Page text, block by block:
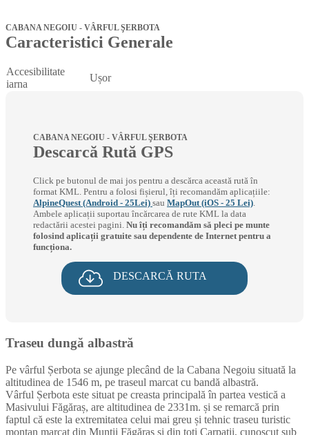
CABANA NEGOIU - VÂRFUL ŞERBOTA
Caracteristici Generale
Accesibilitate
iarna
Ușor
CABANA NEGOIU - VÂRFUL ŞERBOTA
Descarcă Rută GPS
Click pe butonul de mai jos pentru a descărca această rută în
format KML. Pentru a folosi fișierul, îți recomandăm aplicațiile:
AlpineQuest (Android - 25Lei) sau MapOut (iOS - 25 Lei).
Ambele aplicații suportau încărcarea de rute KML la data
redactării acestei pagini. Nu îți recomandăm să pleci pe munte
folosind aplicații gratuite sau dependente de Internet pentru a
funcționa.
DESCARCĂ RUTA
Traseu dungă albastră
Pe vârful Șerbota se ajunge plecând de la Cabana Negoiu situată la
altitudinea de 1546 m, pe traseul marcat cu bandă albastră.
Vârful Șerbota este situat pe creasta principală în partea vestică a
Masivului Făgăraș, are altitudinea de 2331m. și se remarcă prin
faptul că este la extremitatea celui mai greu și tehnic traseu turistic
montan marcat din Munții Făgăraș și din toți Carpații, cunoscut sub